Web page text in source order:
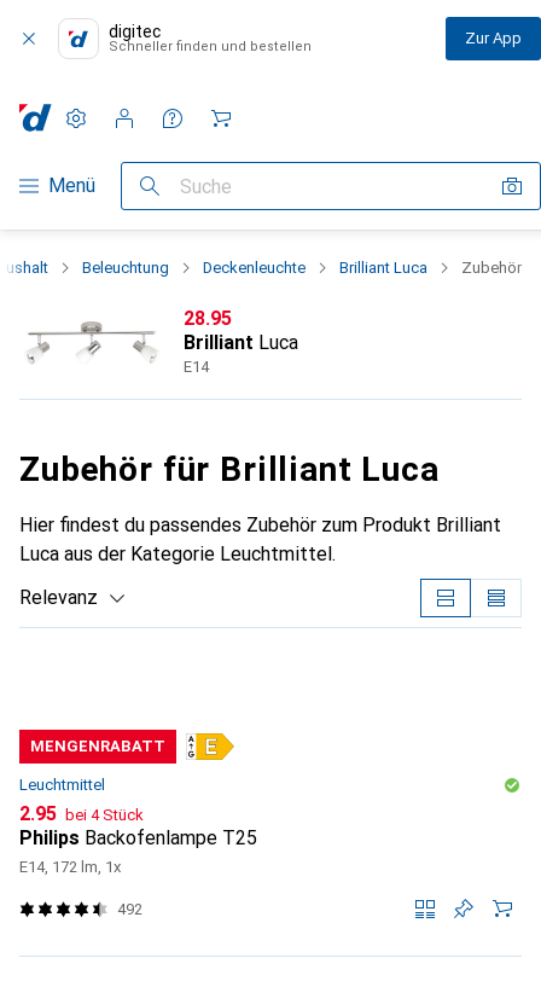
digitec
Schneller finden und bestellen Zur App
Navigation nach Kategorien
Menü Suche
Einstellungen
Kundenkonto
Vergleichslisten
Merklisten
Warenkorb
Beleuchtung Deckenleuchte Brilliant Luca Zubehör
CHF
28.95
Brilliant Luca
E14
Zubehör für Brilliant Luca
Hier findest du passendes Zubehör zum Produkt Brilliant
Luca aus der Kategorie Leuchtmittel.
Relevanz
MENGENRABATT
Leuchtmittel
CHF
2.95 bei 4 Stück
Philips Backofenlampe T25
E14, 172 lm, 1x
492